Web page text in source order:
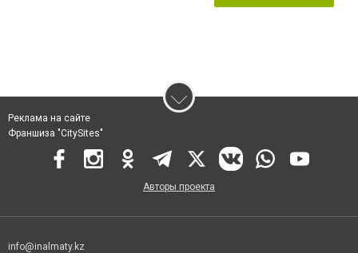
Реклама на сайте
Франшиза "CitySites"
Авторы проекта
info@inalmaty.kz